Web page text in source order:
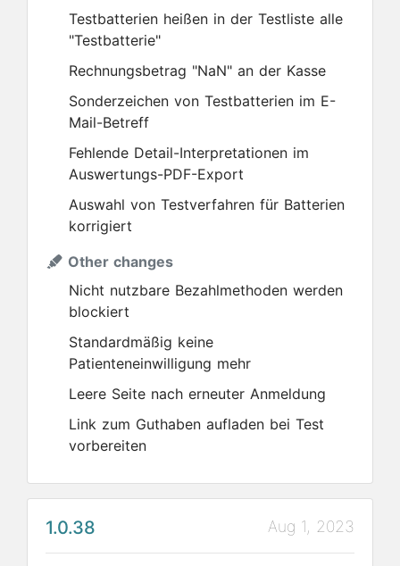
Testbatterien heißen in der Testliste alle
"Testbatterie"
Rechnungsbetrag "NaN" an der Kasse
Sonderzeichen von Testbatterien im E-
Mail-Betreff
Fehlende Detail-Interpretationen im
Auswertungs-PDF-Export
Auswahl von Testverfahren für Batterien
korrigiert
Other changes
Nicht nutzbare Bezahlmethoden werden
blockiert
Standardmäßig keine
Patienteneinwilligung mehr
Leere Seite nach erneuter Anmeldung
Link zum Guthaben aufladen bei Test
vorbereiten
1.0.38 Aug 1, 2023